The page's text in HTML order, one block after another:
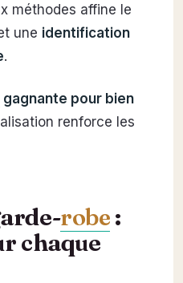
méthodes affine le
une identification
.
gagnante pour bien
renforce les
robe:
chaque